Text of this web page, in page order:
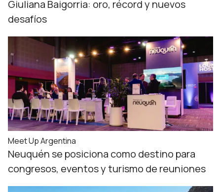
Giuliana Baigorria: oro, récord y nuevos
desafíos
Meet Up Argentina
Neuquén se posiciona como destino para
congresos, eventos y turismo de reuniones